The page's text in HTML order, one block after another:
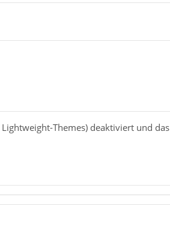
Themes) deaktiviert und das